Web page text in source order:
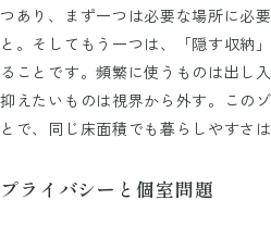
つあり、まず一つは必要な場所に必
と。そしてもう一つは、「隠す収納
ることです。頻繁に使うものは出し
抑えたいものは視界から外す。この
とで、同じ床面積でも暮らしやすさ
プライバシーと個室問題